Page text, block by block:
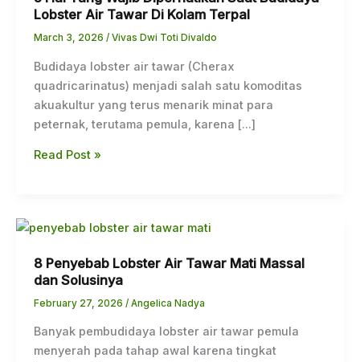
Lobster Air Tawar Di Kolam Terpal
March 3, 2026 / Vivas Dwi Toti Divaldo
Budidaya lobster air tawar (Cherax
quadricarinatus) menjadi salah satu komoditas
akuakultur yang terus menarik minat para
peternak, terutama pemula, karena […]
Wajib
Diperhatikan
Budidaya
Lobster
Tawar
Di
Read Post »
8 Penyebab Lobster Air Tawar Mati Massal
dan Solusinya
February 27, 2026 / Angelica Nadya
Banyak pembudidaya lobster air tawar pemula
menyerah pada tahap awal karena tingkat
8
Lobster
Air
Tawar
Massal